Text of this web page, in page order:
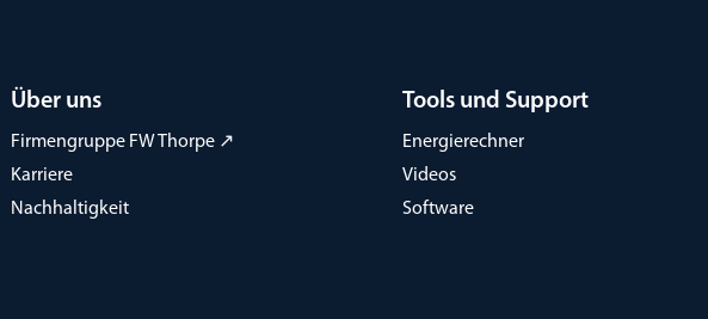
Über uns
Firmengruppe FW Thorpe ↗
Karriere
Nachhaltigkeit
Tools und Support
Energierechner
Videos
Software